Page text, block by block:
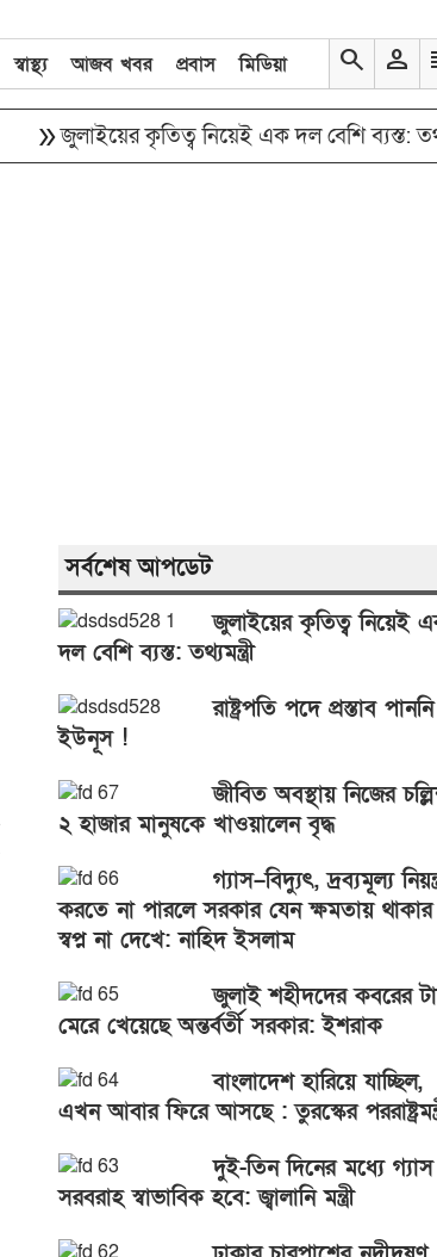
স্বাস্থ্য আজব খবর প্রবাস মিডিয়া search person
জুলাইয়ের কৃতিত্ব নিয়েই এক দল বেশি ব্যস্ত:
সর্বশেষ আপডেট
জুলাইয়ের কৃতিত্ব নিয়েই
দল বেশি ব্যস্ত: তথ্যমন্ত্রী
রাষ্ট্রপতি পদে প্রস্তাব
ইউনূস !
জীবিত অবস্থায় নিজের
২ হাজার মানুষকে খাওয়ালেন বৃদ্ধ
গ্যাস–বিদ্যুৎ, দ্রব্যমূল্য
করতে না পারলে সরকার যেন ক্ষমতায় থাকার
স্বপ্ন না দেখে: নাহিদ ইসলাম
জুলাই শহীদদের কবরের
মেরে খেয়েছে অন্তর্বর্তী সরকার: ইশরাক
বাংলাদেশ হারিয়ে যাচ্ছিল,
এখন আবার ফিরে আসছে : তুরস্কের
দুই-তিন দিনের মধ্যে গ্যাস
সরবরাহ স্বাভাবিক হবে: জ্বালানি মন্ত্রী